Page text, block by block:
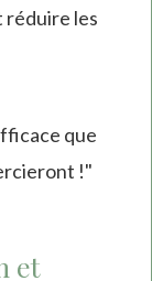
réduire les
que
!"
et